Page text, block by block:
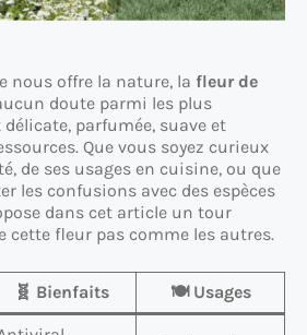
nous offre la nature, la fleur de
doute parmi les plus
parfumée, suave et
Que vous soyez curieux
de ses usages en cuisine, ou que
les confusions avec des espèces
dans cet article un tour
cette fleur pas comme les autres.
🧬 Bienfaits 🍽️ Usages